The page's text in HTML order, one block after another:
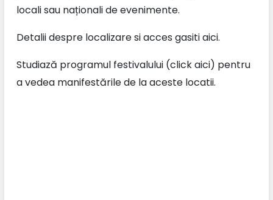
locali sau naționali de evenimente.
Detalii despre localizare si acces gasiti aici.
Studiază programul festivalului (click aici) pentru
a vedea manifestările de la aceste locatii.